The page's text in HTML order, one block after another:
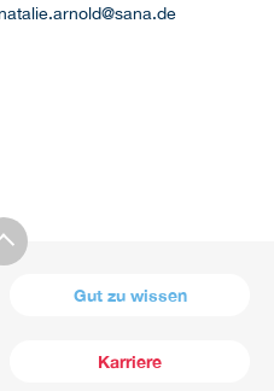
Gut zu wissen
Karriere